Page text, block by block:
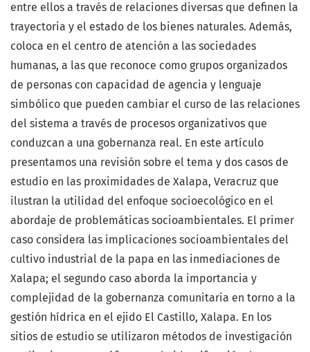
entre ellos a través de relaciones diversas que definen la
trayectoria y el estado de los bienes naturales. Además,
coloca en el centro de atención a las sociedades
humanas, a las que reconoce como grupos organizados
de personas con capacidad de agencia y lenguaje
simbólico que pueden cambiar el curso de las relaciones
del sistema a través de procesos organizativos que
conduzcan a una gobernanza real. En este artículo
presentamos una revisión sobre el tema y dos casos de
estudio en las proximidades de Xalapa, Veracruz que
ilustran la utilidad del enfoque socioecológico en el
abordaje de problemáticas socioambientales. El primer
caso considera las implicaciones socioambientales del
cultivo industrial de la papa en las inmediaciones de
Xalapa; el segundo caso aborda la importancia y
complejidad de la gobernanza comunitaria en torno a la
gestión hídrica en el ejido El Castillo, Xalapa. En los
sitios de estudio se utilizaron métodos de investigación